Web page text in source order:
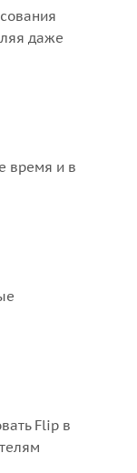
даже
время и в
Flip в